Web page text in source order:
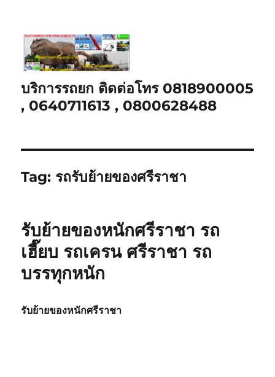
บริการรถยก ติดต่อโทร 0818900005
, 0640711613 , 0800628488
Tag: รถรับย้ายของศรีราชา
รับย้ายของหนักศรีราชา รถ
เฮี๊ยบ รถเครน ศรีราชา รถ
บรรทุกหนัก
รับย้ายของหนักศรีราชา